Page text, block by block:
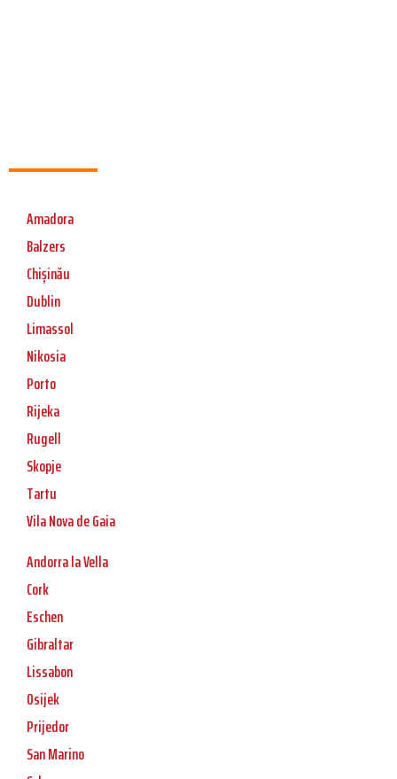
Amadora
Balzers
Chișinău
Dublin
Limassol
Nikosia
Porto
Rijeka
Rugell
Skopje
Tartu
Vila Nova de Gaia
Andorra la Vella
Cork
Eschen
Gibraltar
Lissabon
Osijek
Prijedor
San Marino